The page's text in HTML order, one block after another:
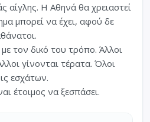
αίγλης. Η Αθηνά θα χρειαστεί
μπορεί να έχει, αφού δε
τον δικό του τρόπο. Άλλοι
γίνονται τέρατα. Όλοι
εσχάτων.
έτοιμος να ξεσπάσει.